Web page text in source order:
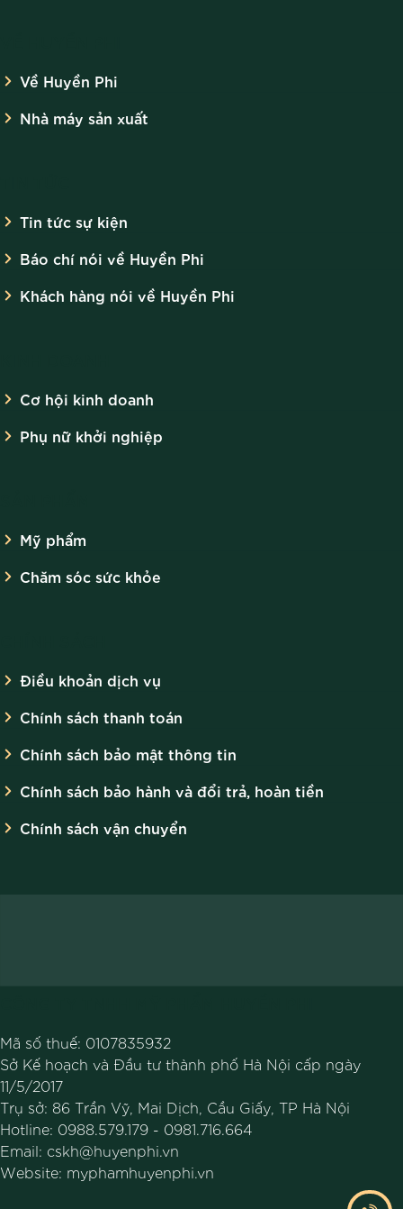
Về Huyền Phi
Nhà máy sản xuất
Tin tức sự kiện
Báo chí nói về Huyền Phi
Khách hàng nói về Huyền Phi
Cơ hội kinh doanh
Phụ nữ khởi nghiệp
Mỹ phẩm
Chăm sóc sức khỏe
Điều khoản dịch vụ
Chính sách thanh toán
Chính sách bảo mật thông tin
Chính sách bảo hành và đổi trả, hoàn tiền
Chính sách vận chuyển
Mã số thuế: 0107835932
Sở Kế hoạch và Đầu tư thành phố Hà Nội cấp ngày
11/5/2017
Trụ sở: 86 Trần Vỹ, Mai Dịch, Cầu Giấy, TP Hà Nội
Hotline: 0988.579.179 - 0981.716.664
Email: cskh@huyenphi.vn
Website: myphamhuyenphi.vn